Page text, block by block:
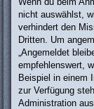
nicht auswählst,
verhindert den
Dritten. Um
„Angemeldet
empfehlenswert,
Beispiel in einem
zur Verfügung
Administration